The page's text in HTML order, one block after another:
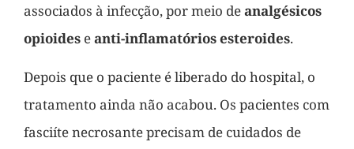
associados à infecção, por meio deanalgésicos
opioides eanti-inflamatórios esteroides.
Depois que o paciente é liberado do hospital, o
tratamento ainda não acabou. Os pacientes com
fasciíte necrosante precisam de cuidados de